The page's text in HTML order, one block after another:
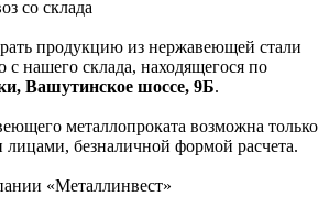
со склада
продукцию из нержавеющей стали
с нашего склада, находящегося по
Вашутинское шоссе, 9Б.
металлопроката возможна только
безналичной формой расчета.
«Металлинвест»